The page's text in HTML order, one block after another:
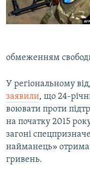
ВІДЕОУРОКИ «ELIFBE»
СВІДЧЕННЯ ОКУПАЦІЇ
УКРАЇНСЬКА
Русский
ДОЛУЧАЙСЯ!
Усі сайти RFE/RL
обмеженням
У регіональному
заявили, що 24-
воювати проти
на початку 2015 року
загоні
найманець»
гривень.